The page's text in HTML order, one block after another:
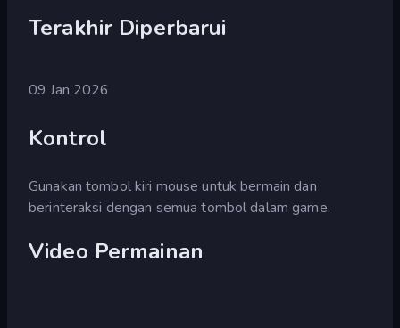
Terakhir Diperbarui
09 Jan 2026
Kontrol
Gunakan tombol kiri mouse untuk bermain dan
berinteraksi dengan semua tombol dalam game.
Video Permainan